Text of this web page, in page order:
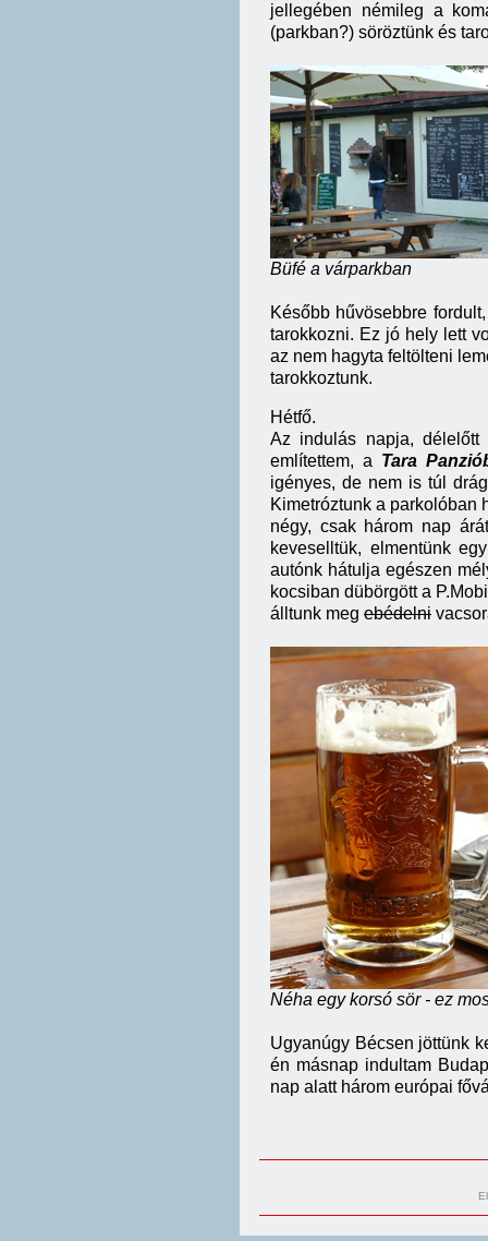
jellegében némileg a
(parkban?) söröztünk és
Büfé a várparkban
Később hűvösebbre
tarokkozni. Ez jó hely lett
az nem hagyta feltölteni
tarokkoztunk.
Hétfő.
Az indulás napja,
említettem, a Tara
igényes, de nem is túl
Kimetróztunk a parkolóban
négy, csak három nap
keveselltük, elmentünk
autónk hátulja egészen
kocsiban dübörgött a
álltunk meg ebédelni
Néha egy korsó sör - ez
Ugyanúgy Bécsen jöttünk
én másnap indultam
nap alatt három európai